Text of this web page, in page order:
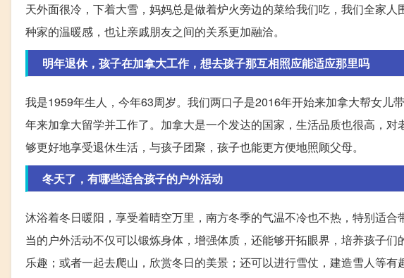
天外面很冷，下着大雪，妈妈总是做着炉火旁边的菜给我们吃，我们全家
种家的温暖感，也让亲戚朋友之间的关系更加融洽。
明年退休，孩子在加拿大工作，想去孩子那互相照应能适应那里吗
我是1959年生人，今年63周岁。我们两口子是2016年开始来加拿大帮女儿
年来加拿大留学并工作了。加拿大是一个发达的国家，生活品质也很高，
够更好地享受退休生活，与孩子团聚，孩子也能更方便地照顾父母。
冬天了，有哪些适合孩子的户外活动
沐浴着冬日暖阳，享受着晴空万里，南方冬季的气温不冷也不热，特别适
当的户外活动不仅可以锻炼身体，增强体质，还能够开拓眼界，培养孩子
乐趣；或者一起去爬山，欣赏冬日的美景；还可以进行雪仗，建造雪人等有